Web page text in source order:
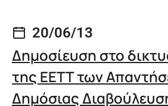
20/06/13
Δημοσίευση στο
της ΕΕΤΤ των
Δημόσιας